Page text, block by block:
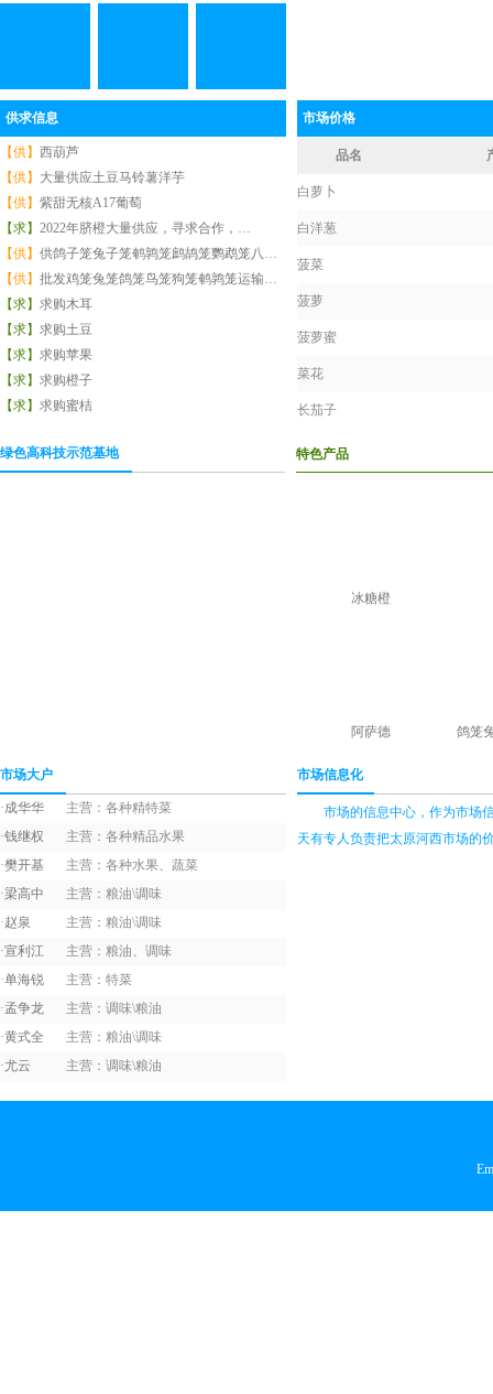
供求信息
【供】 西葫芦
【供】 大量供应土豆马铃薯洋芋
【供】 紫甜无核A17葡萄
【求】 2022年脐橙大量供应，寻求合作，…
【供】 供鸽子笼兔子笼鹌鹑笼鹧鸪笼鹦鹉笼八…
【供】 批发鸡笼兔笼鸽笼鸟笼狗笼鹌鹑笼运输…
【求】 求购木耳
【求】 求购土豆
【求】 求购苹果
【求】 求购橙子
【求】 求购蜜桔
市场价格
品名
白萝卜
白洋葱
菠菜
菠萝
菠萝蜜
菜花
长茄子
橙子
佛手瓜
富士苹果
甘蓝
红椒
红薯
绿色高科技示范基地 特色产品
冰糖橙
阿萨德 鸽笼
市场大户
·成华华
主营：各种精特菜
·钱继权
主营：各种精品水果
·樊开基
主营：各种水果、蔬菜
·梁高中
主营：粮油\调味
·赵泉
主营：粮油\调味
·宣利江
主营：粮油、调味
·单海锐
主营：特菜
·孟争龙
主营：调味\粮油
·黄式全
主营：粮油\调味
·尤云 主营：调味\粮油
市场信息化
市场的信息中心，作为市场信
天有专人负责把太原河西市场的